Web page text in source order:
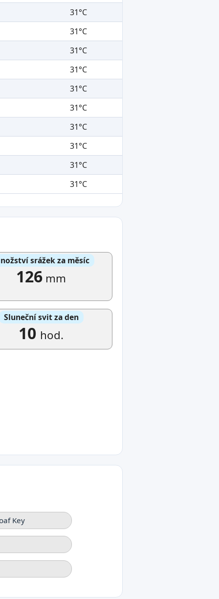
31°C
31°C
31°C
31°C
31°C
31°C
31°C
31°C
31°C
31°C
srážek za měsíc
126 mm
Sluneční svit za den
10 hod.
Key